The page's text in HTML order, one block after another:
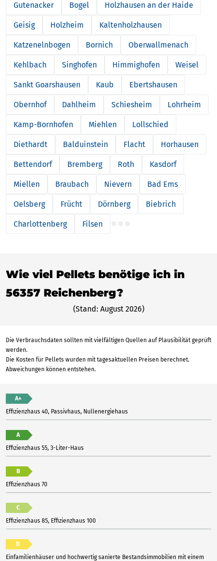
Gutenacker Bogel Holzhausen an der Haide
Geisig Holzheim Kaltenholzhausen
Katzenelnbogen Bornich Oberwallmenach
Kehlbach Singhofen Himmighofen Weisel
Sankt Goarshausen Kaub Ebertshausen
Obernhof Dahlheim Schiesheim Lohrheim
Kamp-Bornhofen Miehlen Lollschied
Diethardt Balduinstein Flacht Horhausen
Bettendorf Bremberg Roth Kasdorf
Miellen Braubach Nievern Bad Ems
Oelsberg Frücht Dörnberg Biebrich
Charlottenberg Filsen
Wie viel Pellets benötige ich in
56357 Reichenberg?
(Stand: August 2026)
Die Verbrauchsdaten sollten mit vielfältigen Quellen auf Plausibilität geprüft
werden.
Die Kosten für Pellets wurden mit tagesaktuellen Preisen berechnet.
Abweichungen können entstehen.
A+
Effizienzhaus 40, Passivhaus, Nullenergiehaus
A
Effizienzhaus 55, 3-Liter-Haus
B
Effizienzhaus 70
C
Effizienzhaus 85, Effizienzhaus 100
D
Einfamilienhäuser und hochwertig sanierte Bestandsimmobilien mit einem